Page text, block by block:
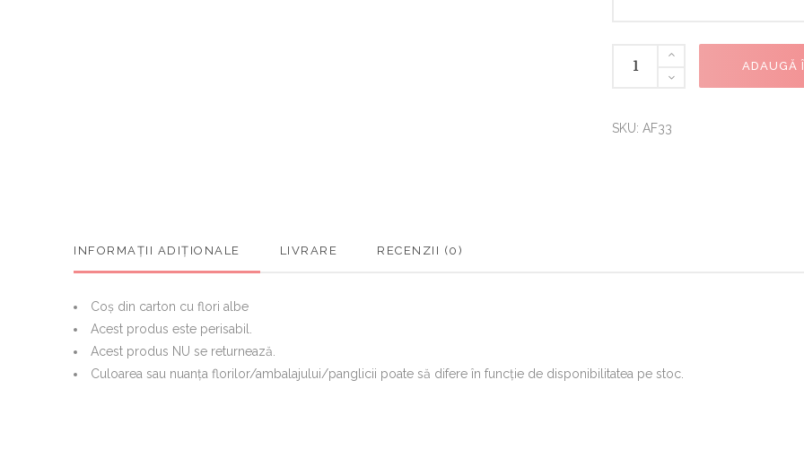
ADAUGĂ
SKU: AF33
INFORMAȚII ADIȚIONALE LIVRARE RECENZII (0)
Coș din carton cu flori albe
Acest produs este perisabil.
Acest produs NU se returnează.
Culoarea sau nuanţa florilor/ambalajului/panglicii poate să difere în funcţie de disponibilitatea pe stoc.